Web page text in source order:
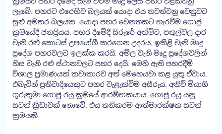
ලැබේ. පහරට එරෙහිව බලයක් යොදා එය නවත්වනු වෙනුවට
සුළු අමතර බලයක යොදා පහර වෙනතකට හැරවීම ගොජු
ක්‍රමයේදී ජනප්‍රියය. පහර දීමේදී සිරුරේ අත්මිට, පතුල්වල දාර
වැනි රළු කොටස් උපයෝගී කරගෙන උදරය, ඉකිළි වැනි මෘදු
ප්‍රදේශ පහරවලට ඉලක්ක කරයි. අම්ල වැනි මෘදු ප්‍රදේශවලින්
හිස වැනි රළු ස්ථානවලට පහර දෙයි. මෙහි ඇති පහරදීම්
විශාල ප්‍රමාණයක් කවාකාරව අත් මෙහෙයවා කළ යුතු ඒවාය.
එබැවින් ප්‍රතිවාදියෙකුට පහර වැළැක්වීම අසීරුය. අනිච් මියාගි
ගුරුතුමා ගොජු රයු ක්‍රමයේ ආරම්භකයාය. ගොජු රයු යනු
සටන් ක්‍රීඩාවක් නොවේ. එය තනිකරම ආත්මාරක්ෂක සටන්
ක්‍රමයකි.